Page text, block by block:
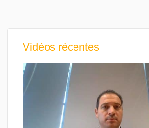
Vidéos récentes